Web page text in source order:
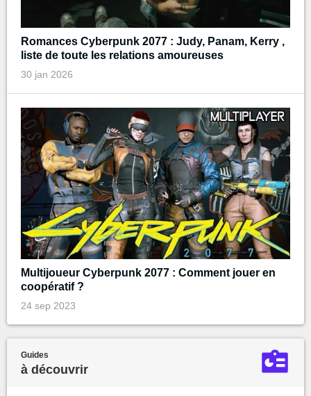
Romances Cyberpunk 2077 : Judy, Panam, Kerry ,
liste de toute les relations amoureuses
30 jan 2026
Multijoueur Cyberpunk 2077 : Comment jouer en
coopératif ?
24 sep 2023
Guides
à découvrir